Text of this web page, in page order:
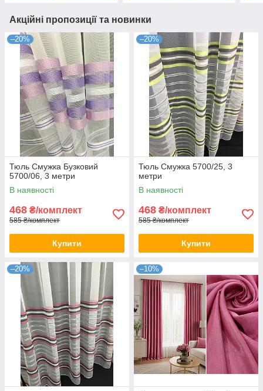
Акційні пропозиції та новинки
–20%
Тюль Смужка Бузковий
5700/06, 3 метри
В наявності
468 ₴/комплект
585 ₴/комплект
Купити
–20%
Тюль Смужка 5700/25, 3
метри
В наявності
468 ₴/комплект
585 ₴/комплект
Купити
–20% –10%